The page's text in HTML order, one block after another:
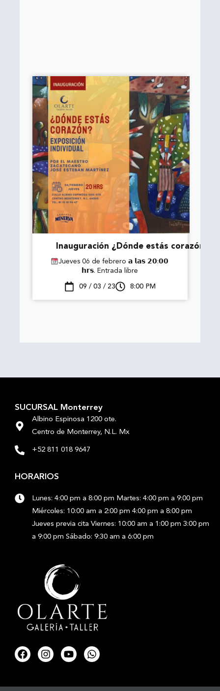
Inauguración ¿Dónde estás corazón?
Jueves 06 de febrero 𝗮 𝗹𝗮𝘀 𝟮𝟬:𝟬𝟬
𝗵𝗿𝘀. Entrada libre
09 / 03 / 23 8:00 PM
SUCURSAL Monterrey
Albino Espinosa 1200 ote.
Centro de Monterrey, N.L. Mx
+52 811 018 9647
HORARIOS
Lunes: 4:00 pm a 8:00 pm Martes: 4:00 pm a 9:00 pm
Miércoles: 10:00 am a 2:00 pm 4:00 pm a 8:00 pm
Jueves previa cita Viernes: 10:00 am a 1:00 pm 3:00 pm
a 9:00 pm Sábado: 9:30 am a 6:00 pm